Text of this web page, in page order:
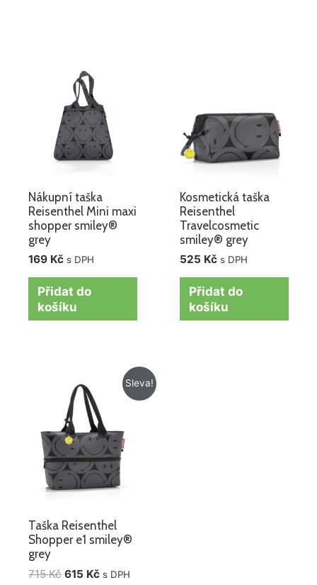
Nákupní taška
Reisenthel Mini maxi
shopper smiley®
grey
169 Kč s DPH
Přidat do
košíku
Kosmetická taška
Reisenthel
Travelcosmetic
smiley® grey
525 Kč s DPH
Přidat do
košíku
Sleva!
Taška Reisenthel
Shopper e1 smiley®
grey
715Kč
cena
byla:
715 Kč.
615 Kč
Aktuální
cena
615 Kč.
s DPH